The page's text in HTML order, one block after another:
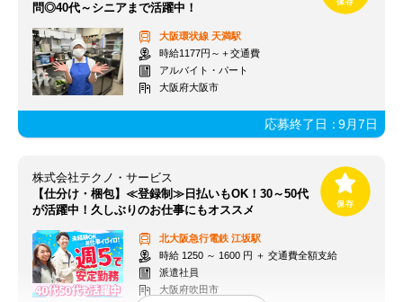
問◎40代～シニアまで活躍中！
大阪環状線 天満駅
時給1177円～＋交通費
アルバイト・パート
大阪府大阪市
応募終了日：9月7日
株式会社テクノ・サービス
【仕分け・梱包】≪登録制≫日払いもOK！30～50代
が活躍中！久しぶりのお仕事にもオススメ
北大阪急行電鉄 江坂駅
時給 1250 ～ 1600 円 ＋ 交通費全額支給
派遣社員
大阪府吹田市